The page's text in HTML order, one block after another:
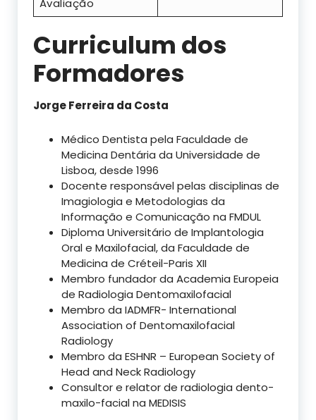
Curriculum dos
Formadores
Jorge Ferreira da Costa
Médico Dentista pela Faculdade de
Medicina Dentária da Universidade de
Lisboa, desde 1996
Docente responsável pelas disciplinas de
Imagiologia e Metodologias da
Informação e Comunicação na FMDUL
Diploma Universitário de Implantologia
Oral e Maxilofacial, da Faculdade de
Medicina de Créteil-Paris XII
Membro fundador da Academia Europeia
de Radiologia Dentomaxilofacial
Membro da IADMFR- International
Association of Dentomaxilofacial
Radiology
Membro da ESHNR – European Society of
Head and Neck Radiology
Consultor e relator de radiologia dento-
maxilo-facial na MEDISIS